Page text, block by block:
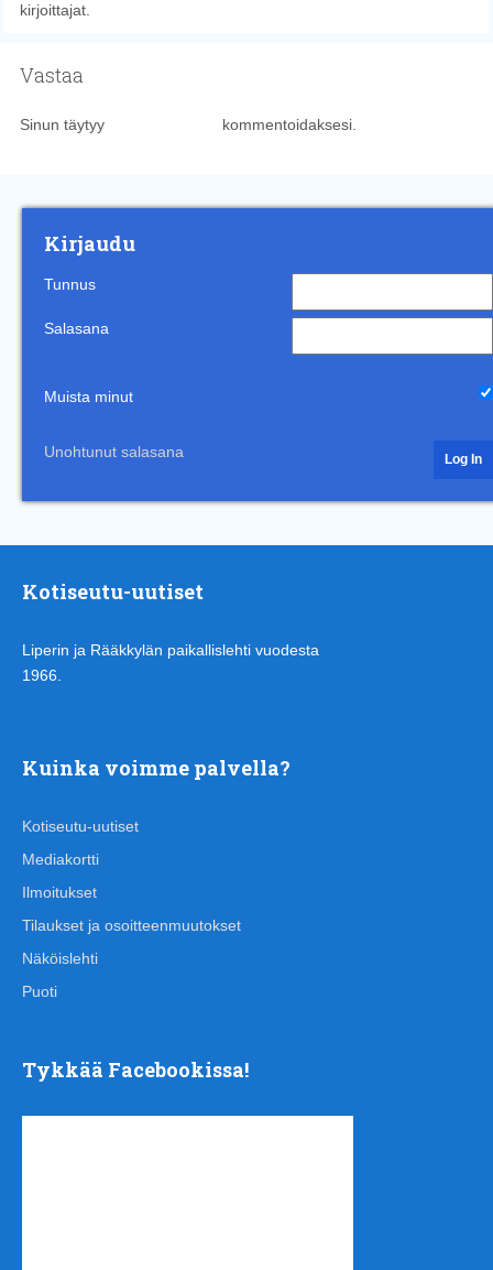
kirjoittajat.
Vastaa
Sinun täytyy kommentoidaksesi.
Kirjaudu
Tunnus
Salasana
Muista minut
Unohtunut salasana
Kotiseutu-uutiset
Liperin ja Rääkkylän paikallislehti vuodesta
1966.
Kuinka voimme palvella?
Kotiseutu-uutiset
Mediakortti
Ilmoitukset
Tilaukset ja osoitteenmuutokset
Näköislehti
Puoti
Tykkää Facebookissa!